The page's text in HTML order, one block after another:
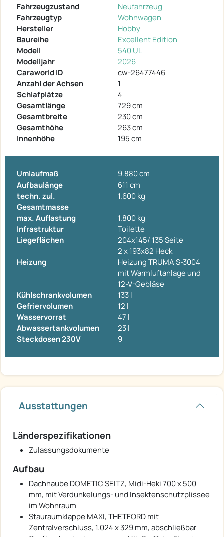
Fahrzeugzustand
Neufahrzeug
Fahrzeugtyp
Wohnwagen
Hersteller
Hobby
Baureihe
Excellent Edition
Modell
540 UL
Modelljahr
2026
Caraworld ID
cw-26477446
Anzahl der Achsen
1
Schlafplätze
4
Gesamtlänge
729 cm
Gesamtbreite
230 cm
Gesamthöhe
263 cm
Innenhöhe
195 cm
Umlaufmaß
9.880 cm
Aufbaulänge
611 cm
techn. zul.
Gesamtmasse
1.600 kg
max. Auflastung
1.800 kg
Infrastruktur
Toilette
Liegeflächen
204x145/ 135 Seite
2 x 193x82 Heck
Heizung
Heizung TRUMA S-3004
mit Warmluftanlage und
12-V-Gebläse
Kühlschrankvolumen
133 l
Gefriervolumen
12 l
Wasservorrat
47 l
Abwassertankvolumen
23 l
Steckdosen 230V
9
Ausstattungen
Länderspezifikationen
Zulassungsdokumente
Aufbau
Dachhaube DOMETIC SEITZ, Midi-Heki 700 x 500
mm, mit Verdunkelungs- und Insektenschutzplissee
im Wohnraum
Stauraumklappe MAXI, THETFORD mit
Zentralverschluss, 1.024 x 329 mm, abschließbar